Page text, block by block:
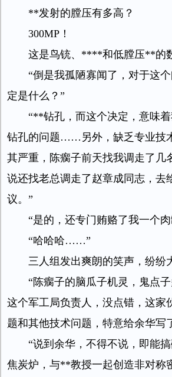
**发射的膛压有多高？
300MP！
这是鸟铳、****和低膛压**的
“倒是我孤陋寡闻了，对于这
定是什么？”
“**钻孔，而这个决定，意味
钻孔的问题……另外，缺乏专业技
其严重，陈瘸子前天找我调走了几
说还找老总调走了赵章成同志，去
议。”
“是的，还专门贿赂了我一个
“哈哈哈……”
三人组发出爽朗的笑声，纷纷
“陈瘸子的脑瓜子机灵，鬼点
这个军工局负责人，没点错，这家
题和其他技术问题，特意给余华写
“说到余华，不得不说，即能
焦炭炉，与**教授一起创造非对称